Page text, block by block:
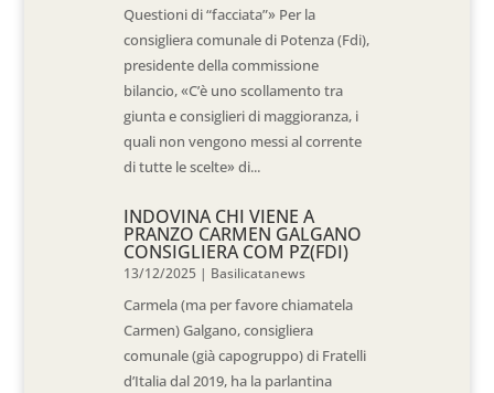
Questioni di “facciata”» Per la
consigliera comunale di Potenza (Fdi),
presidente della commissione
bilancio, «C’è uno scollamento tra
giunta e consiglieri di maggioranza, i
quali non vengono messi al corrente
di tutte le scelte» di...
INDOVINA CHI VIENE A
PRANZO CARMEN GALGANO
CONSIGLIERA COM PZ(FDI)
13/12/2025 | Basilicatanews
Carmela (ma per favore chiamatela
Carmen) Galgano, consigliera
comunale (già capogruppo) di Fratelli
d’Italia dal 2019, ha la parlantina